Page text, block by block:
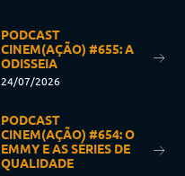
PODCAST
CINEM(AÇÃO) #655: A
ODISSEIA
24/07/2026
PODCAST
CINEM(AÇÃO) #654: O
EMMY E AS SÉRIES DE
QUALIDADE